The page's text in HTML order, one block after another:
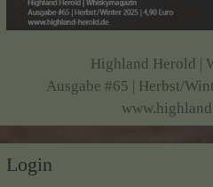
Highland Herold |
Ausgabe #65 | Herbst/
Login